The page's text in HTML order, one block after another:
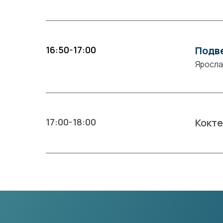
16:50-17:00
17:00-18:00